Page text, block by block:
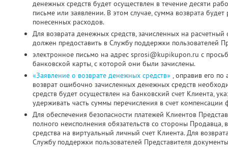
денежных средств будет осуществлен в течение десяти
письме или заявлении. В этом случае, сумма возврата
понесенных расходов.
Для возврата денежных средств, зачисленных на
должен предоставить в Службу поддержки пользователей
электронное письмо на адрес sprosi@kupikupon.ru с
банковской карты, с которой они были зачислены.
«Заявление о возврате денежных средств» , оправив его
возврат ошибочно зачисленных денежных средств
средств будет осуществлен на банковский счет Клиента,
удерживать часть суммы перечисления в счет компенсации
Для обеспечения безопасности платежей Клиентов
полного неисполнения обязательств со стороны
средства на виртуальный личный счет Клиента. Для
Службу поддержки пользователей Представителя